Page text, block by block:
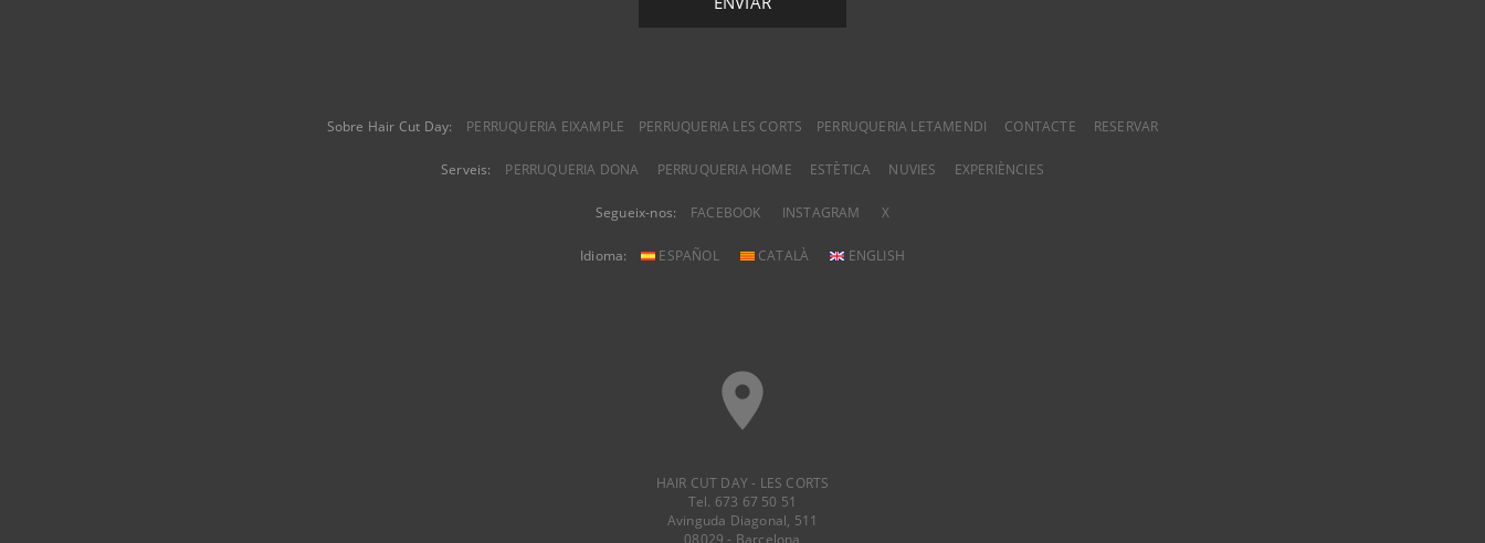
Sobre Hair Cut Day: PERRUQUERIA EIXAMPLE PERRUQUERIA LES CORTS PERRUQUERIA LETAMENDI CONTACTE RESERVAR
Serveis: PERRUQUERIA DONA PERRUQUERIA HOME ESTÈTICA NUVIES EXPERIÈNCIES
Segueix-nos: FACEBOOK INSTAGRAM X
Idioma: ESPAÑOL CATALÀ ENGLISH
place
HAIR CUT DAY - LES CORTS
Tel. 673 67 50 51
Avinguda Diagonal, 511